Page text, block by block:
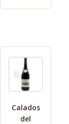
Calados
del